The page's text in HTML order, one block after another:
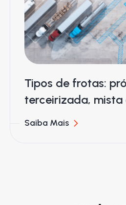
Tipos de frotas:
terceirizada,
Saiba Mais